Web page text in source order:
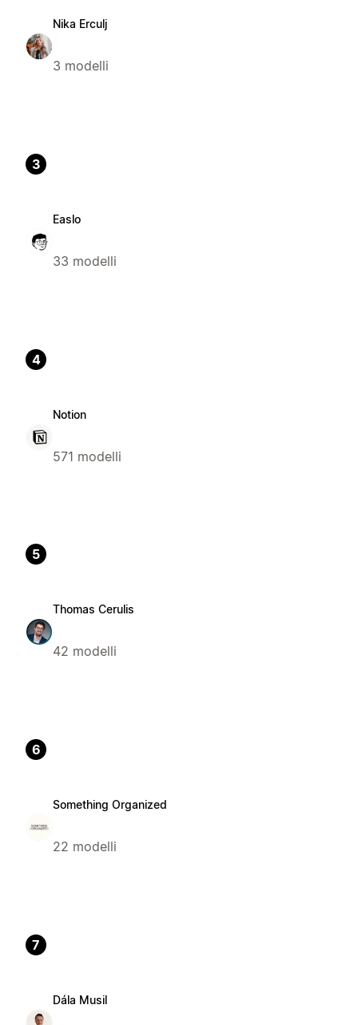
Nika Erculj
3 modelli
3
Easlo
33 modelli
4
Notion
571 modelli
5
Thomas Cerulis
42 modelli
6
Something Organized
22 modelli
7
Dála Musil